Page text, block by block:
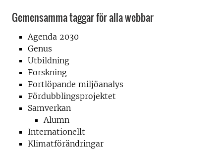
Gemensamma taggar för alla webbar
Agenda 2030
Genus
Utbildning
Forskning
Fortlöpande miljöanalys
Fördubblingsprojektet
Samverkan
Alumn
Internationellt
Klimatförändringar